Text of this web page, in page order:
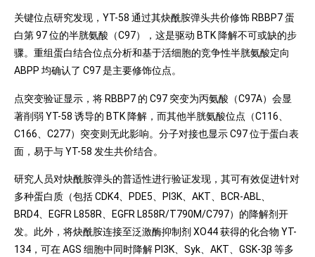
关键位点研究发现，YT-58 通过其炔酰胺弹头共价修饰 RBBP7 蛋
白第 97 位的半胱氨酸（C97），这是驱动 BTK 降解不可或缺的步
骤。重组蛋白结合位点分析和基于活细胞的竞争性半胱氨酸定向
ABPP 均确认了 C97 是主要修饰位点。
点突变验证显示，将 RBBP7 的 C97 突变为丙氨酸（C97A）会显
著削弱 YT-58 诱导的 BTK 降解，而其他半胱氨酸位点（C116、
C166、C277）突变则无此影响。分子对接也显示 C97 位于蛋白表
面，易于与 YT-58 发生共价结合。
研究人员对炔酰胺弹头的普适性进行验证发现，其可有效促进针对
多种蛋白质（包括 CDK4、PDE5、PI3K、AKT、BCR-ABL、
BRD4、EGFR L858R、EGFR L858R/T790M/C797）的降解剂开
发。此外，将炔酰胺连接至泛激酶抑制剂 XO44 获得的化合物 YT-
134，可在 AGS 细胞中同时降解 PI3K、Syk、AKT、GSK-3β 等多